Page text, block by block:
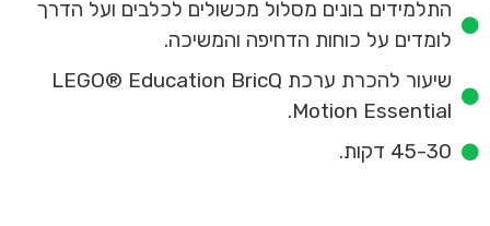
התלמידים בונים מסלול מכשולים לכלבים ועל הדרך
לומדים על כוחות הדחיפה והמשיכה.
שיעור להכרת ערכת LEGO® Education BricQ
Motion Essential.
45-30 דקות.